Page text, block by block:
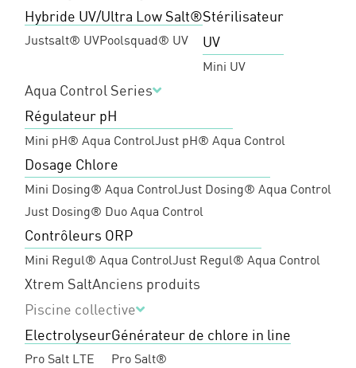
Hybride UV/Ultra Low Salt®
Justsalt® UVPoolsquad® UV
Stérilisateur
UV
Mini UV
Aqua Control Series
Régulateur pH
Mini pH® Aqua ControlJust pH® Aqua Control
Dosage Chlore
Mini Dosing® Aqua ControlJust Dosing® Aqua Control
Just Dosing® Duo Aqua Control
Contrôleurs ORP
Mini Regul® Aqua ControlJust Regul® Aqua Control
Xtrem SaltAnciens produits
Piscine collective
Electrolyseur
Pro Salt LTE
Générateur de chlore in line
Pro Salt®